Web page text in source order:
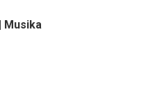
Musika